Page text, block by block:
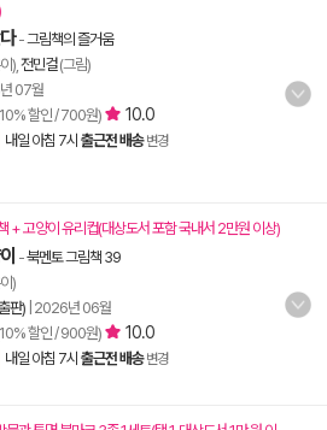
-그림책의 즐거움
), 전민걸(그림)
07월
할인 / 700원) 10.0
내일 아침 7시 출근전 배송 변경
+ 고양이 유리컵(대상도서 포함 국내서 2만원 이상)
-북멘토 그림책 39
)
판) 2026년 06월
할인 / 900원) 10.0
내일 아침 7시 출근전 배송 변경